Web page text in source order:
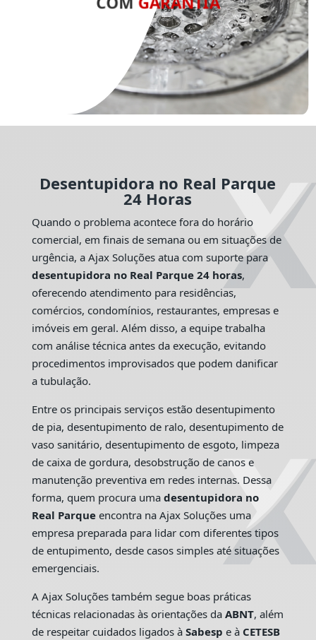
Desentupidora no Real Parque
24 Horas
Quando o problema acontece fora do horário
comercial, em finais de semana ou em situações de
urgência, a Ajax Soluções atua com suporte para
desentupidora no Real Parque 24 horas,
oferecendo atendimento para residências,
comércios, condomínios, restaurantes, empresas e
imóveis em geral. Além disso, a equipe trabalha
com análise técnica antes da execução, evitando
procedimentos improvisados que podem danificar
a tubulação.
Entre os principais serviços estão desentupimento
de pia, desentupimento de ralo, desentupimento de
vaso sanitário, desentupimento de esgoto, limpeza
de caixa de gordura, desobstrução de canos e
manutenção preventiva em redes internas. Dessa
forma, quem procura uma desentupidora no
Real Parqueencontra na Ajax Soluções uma
empresa preparada para lidar com diferentes tipos
de entupimento, desde casos simples até situações
emergenciais.
A Ajax Soluções também segue boas práticas
técnicas relacionadas às orientações da ABNT, além
de respeitar cuidados ligados à Sabesp e à CETESB